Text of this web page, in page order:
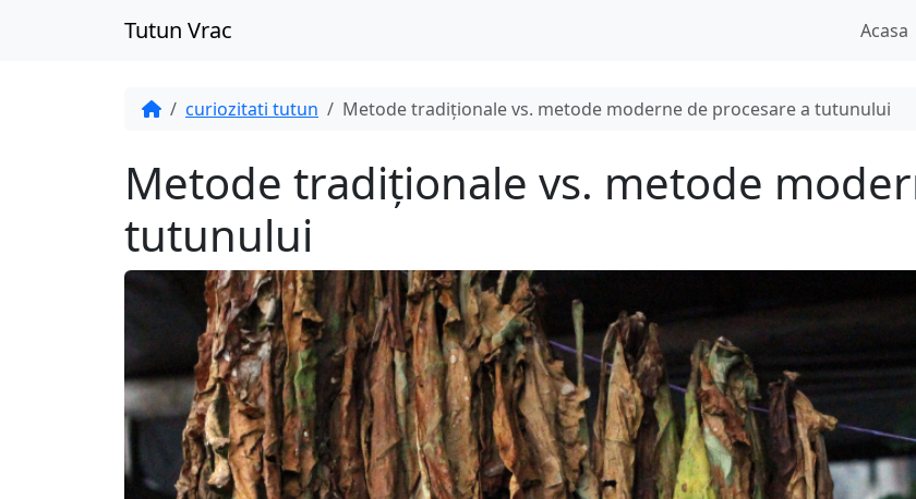
Tutun Vrac Acasa
curiozitati tutun Metode tradiționale vs. metode moderne de procesare a tutunului
Metode tradiționale vs. metode
tutunului